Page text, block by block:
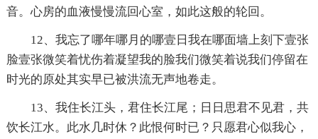
音。心房的血液慢慢流回心室，如此这般的轮回。
12、我忘了哪年哪月的哪壹日我在哪面墙上刻下壹张
脸壹张微笑着忧伤着凝望我的脸我们微笑着说我们停留在
时光的原处其实早已被洪流无声地卷走。
13、我住长江头，君住长江尾；日日思君不见君，共
饮长江水。此水几时休？此恨何时已？只愿君心似我心，